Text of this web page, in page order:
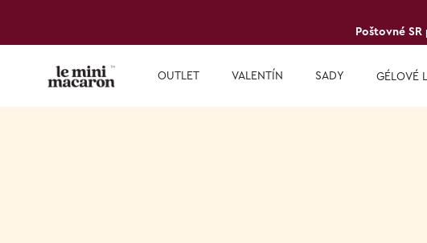
Poštovné
OUTLET VALENTÍN SADY GÉLOVÉ